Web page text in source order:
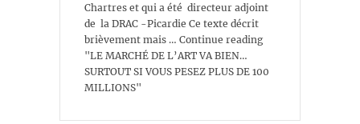
Chartres et qui a été directeur adjoint
de la DRAC -Picardie Ce texte décrit
brièvement mais … Continue reading
"LE MARCHÉ DE L’ART VA BIEN…
SURTOUT SI VOUS PESEZ PLUS DE 100
MILLIONS"